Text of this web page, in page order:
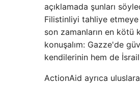
açıklamada şunları
Filistinliyi tahliye etmeye
son zamanların en kötü
konuşalım: Gazze'de
kendilerinin hem de İsrail
ActionAid ayrıca